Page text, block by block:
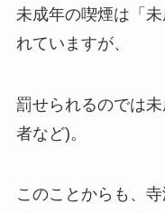
未成年の喫煙は「
れていますが、
罰せられるのでは
者など)。
このことからも、